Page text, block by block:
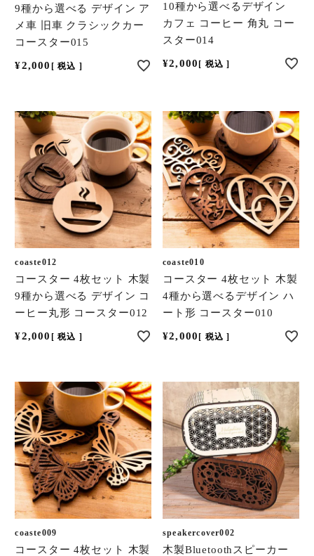
9種から選べる デザイン ア
メ車 旧車 クラシックカー
コースター015
¥2,000 税込
10種から選べるデザイン
カフェ コーヒー 角丸 コー
スター014
¥2,000 税込
coaste012
コースター 4枚セット 木製
9種から選べる デザイン コ
ーヒー丸形 コースター012
¥2,000 税込
coaste010
コースター 4枚セット 木製
4種から選べるデザイン ハ
ート形 コースター010
¥2,000 税込
coaste009
コースター 4枚セット 木製
speakercover002
木製Bluetoothスピーカー